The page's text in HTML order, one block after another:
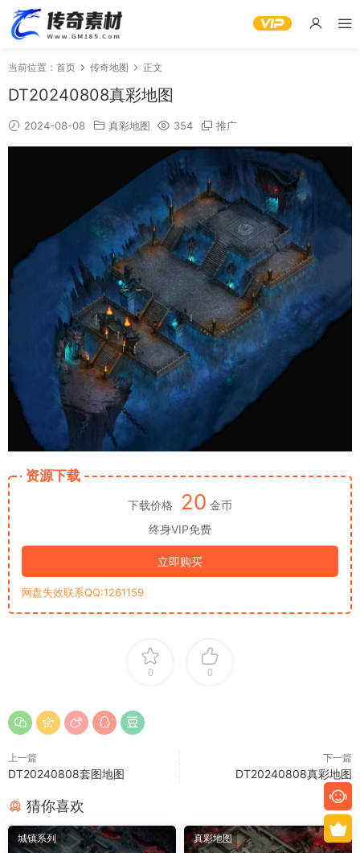
当前位置： 首页 传奇地图 正文
DT20240808真彩地图
2024-08-08 真彩地图 354 推广
资源下载
下载价格 20 金币
终身VIP免费
立即购买
网盘失效联系QQ:1261159
0 0
上一篇
DT20240808套图地图
下一篇
DT20240808真彩地图
猜你喜欢
城镇系列 真彩地图